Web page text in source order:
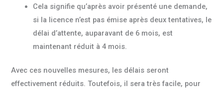
Cela signifie qu’après avoir présenté une demande,
si la licence n’est pas émise après deux tentatives, le
délai d’attente, auparavant de 6 mois, est
maintenant réduit à 4 mois.
Avec ces nouvelles mesures, les délais seront
effectivement réduits. Toutefois, il sera très facile, pour